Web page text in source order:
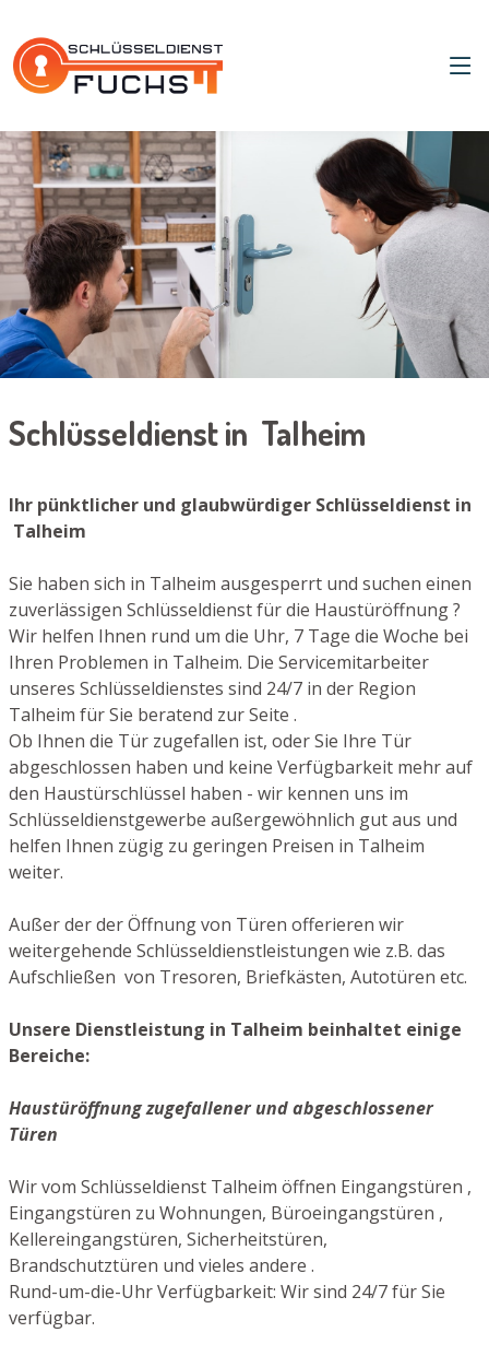
Schlüsseldienst in Talheim
Ihr pünktlicher und glaubwürdiger Schlüsseldienst in
Talheim
Sie haben sich in Talheim ausgesperrt und suchen einen
zuverlässigen Schlüsseldienst für die Haustüröffnung ?
Wir helfen Ihnen rund um die Uhr, 7 Tage die Woche bei
Ihren Problemen in Talheim. Die Servicemitarbeiter
unseres Schlüsseldienstes sind 24/7 in der Region
Talheim für Sie beratend zur Seite .
Ob Ihnen die Tür zugefallen ist, oder Sie Ihre Tür
abgeschlossen haben und keine Verfügbarkeit mehr auf
den Haustürschlüssel haben - wir kennen uns im
Schlüsseldienstgewerbe außergewöhnlich gut aus und
helfen Ihnen zügig zu geringen Preisen in Talheim
weiter.
Außer der der Öffnung von Türen offerieren wir
weitergehende Schlüsseldienstleistungen wie z.B. das
Aufschließen von Tresoren, Briefkästen, Autotüren etc.
Unsere Dienstleistung in Talheim beinhaltet einige
Bereiche:
Haustüröffnung zugefallener und abgeschlossener
Türen
Wir vom Schlüsseldienst Talheim öffnen Eingangstüren ,
Eingangstüren zu Wohnungen, Büroeingangstüren ,
Kellereingangstüren, Sicherheitstüren,
Brandschutztüren und vieles andere .
Rund-um-die-Uhr Verfügbarkeit: Wir sind 24/7 für Sie
verfügbar.